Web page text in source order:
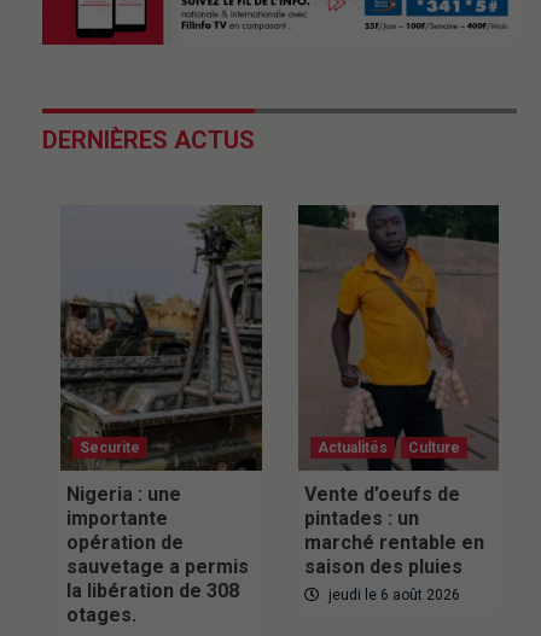
DERNIÈRES ACTUS
Securite
Nigeria : une
importante
opération de
sauvetage a permis
la libération de 308
otages.
Actualités Culture
Vente d’oeufs de
pintades : un
marché rentable en
saison des pluies
jeudi le 6 août 2026